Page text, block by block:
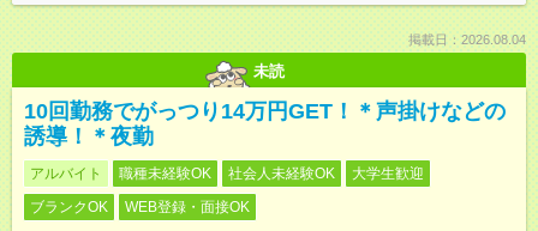
掲載日：2026.08.04
未読
10回勤務でがっつり14万円GET！＊声掛けなどの
誘導！＊夜勤
アルバイト 職種未経験OK 社会人未経験OK
大学生歓迎
ブランクOK
WEB登録・面接OK